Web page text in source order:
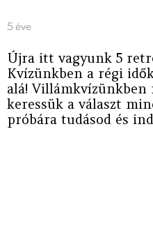
5 éve
Újra itt vagyunk 5
Kvízünkben a régi
alá! Villámkvízünkben
keressük a választ
próbára tudásod és